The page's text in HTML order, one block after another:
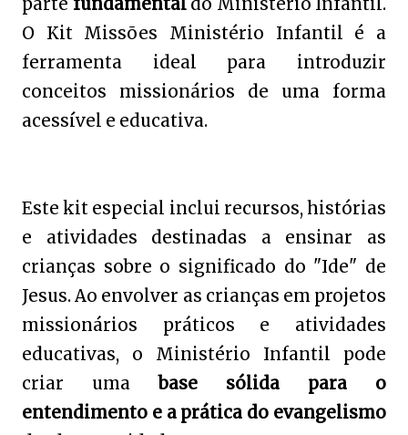
O Kit Missões Ministério Infantil é a
ferramenta ideal para introduzir
conceitos missionários de uma forma
acessível e educativa.
Este kit especial inclui recursos, histórias
e atividades destinadas a ensinar as
crianças sobre o significado do "Ide" de
Jesus. Ao envolver as crianças em projetos
missionários práticos e atividades
educativas, o Ministério Infantil pode
criar umabase sólida para o
entendimento e a prática do evangelismo